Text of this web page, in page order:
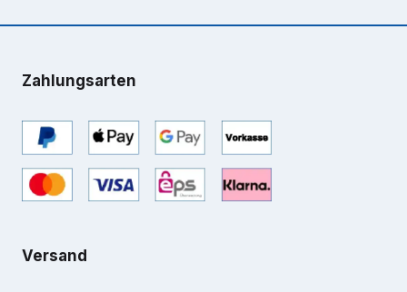
Zahlungsarten
Versand